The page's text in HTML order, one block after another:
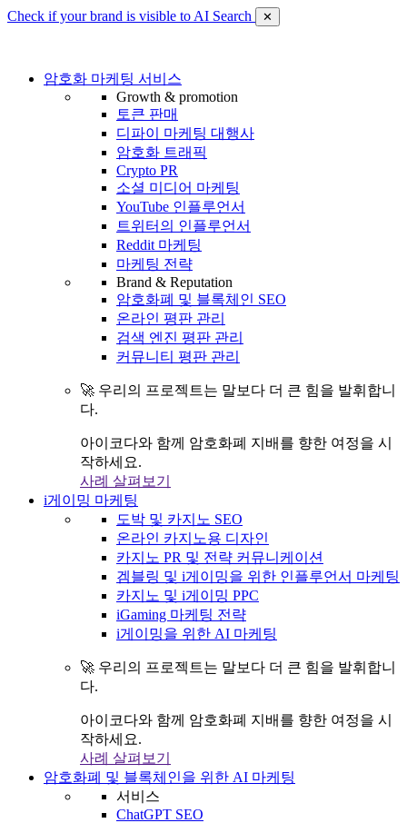
Check if your brand is visible to AI Search ✕
암호화 마케팅 서비스
Growth & promotion
토큰 판매
디파이 마케팅 대행사
암호화 트래픽
Crypto PR
소셜 미디어 마케팅
YouTube 인플루언서
트위터의 인플루언서
Reddit 마케팅
마케팅 전략
Brand & Reputation
암호화폐 및 블록체인 SEO
온라인 평판 관리
검색 엔진 평판 관리
커뮤니티 평판 관리
🚀 우리의 프로젝트는 말보다 더 큰 힘을 발휘합니
다.
아이코다와 함께 암호화폐 지배를 향한 여정을 시
작하세요.
사례 살펴보기
i게이밍 마케팅
도박 및 카지노 SEO
온라인 카지노용 디자인
카지노 PR 및 전략 커뮤니케이션
겜블링 및 i게이밍을 위한 인플루언서 마케팅
카지노 및 i게이밍 PPC
iGaming 마케팅 전략
i게이밍을 위한 AI 마케팅
🚀 우리의 프로젝트는 말보다 더 큰 힘을 발휘합니
다.
아이코다와 함께 암호화폐 지배를 향한 여정을 시
작하세요.
사례 살펴보기
암호화폐 및 블록체인을 위한 AI 마케팅
서비스
ChatGPT SEO